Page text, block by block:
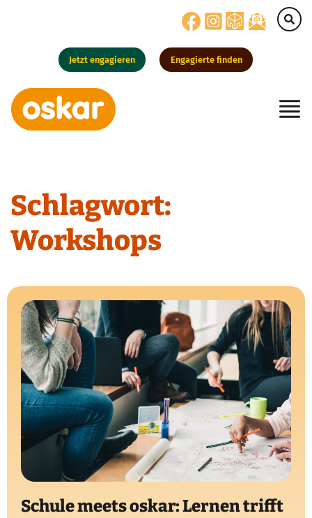
Jetzt engagieren Engagierte finden
Hauptnavigation
Schlagwort:
Workshops
Schule meets oskar: Lernen trifft